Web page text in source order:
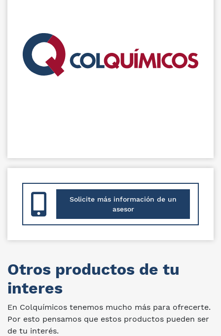
Solicite más información de un
asesor
Otros productos de tu
interes
En Colquímicos tenemos mucho más para ofrecerte.
Por esto pensamos que estos productos pueden ser
de tu interés.